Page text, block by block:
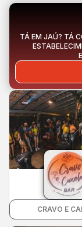
CRAVO E
TÁ EM JAÚ? TÁ